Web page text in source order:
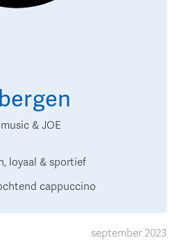
& JOE
loyaal & sportief
cappuccino
september 2023